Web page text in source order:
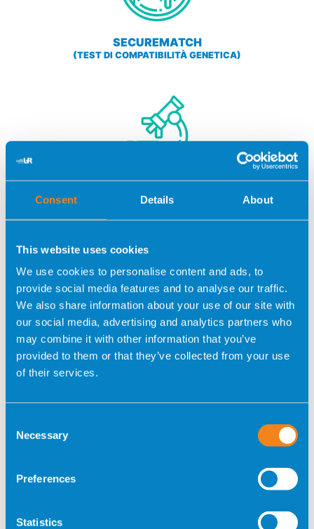
Consent Details About
This website uses cookies
We use cookies to personalise content and ads, to
provide social media features and to analyse our traffic.
We also share information about your use of our site with
our social media, advertising and analytics partners who
may combine it with other information that you’ve
provided to them or that they’ve collected from your use
of their services.
Selection
Necessary
Preferences
Statistics
SECUREMATCH
(TEST DI COMPATIBILITÀ GENETICA)
STUDI GENETICI
TECNICHE DI RECUPERO
SPERMATICO